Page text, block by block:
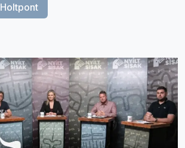
Holtpont